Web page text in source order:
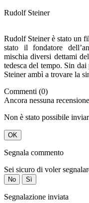
Rudolf Steiner
Rudolf Steiner è stato un
stato il fondatore
mischia diversi dettami
tedesca del tempo. Sin
Steiner ambì a trovare la
Commenti (0)
Ancora nessuna
Non è stato possibile
OK
Segnala commento
Sei sicuro di voler
No Sì
Segnalazione inviata